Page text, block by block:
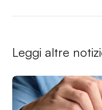
Leggi altre